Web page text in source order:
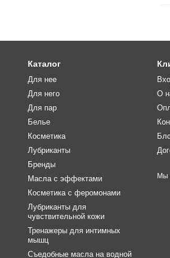
Каталог
Для нее
Для него
Для пар
Белье
Косметика
Лубриканты
Бренды
Масла с эффектами
Косметика с феромонами
Лубриканты для
чувствительной кожи
Тренажеры для интимных
мышц
Съедобные масла на водной
О
Мы